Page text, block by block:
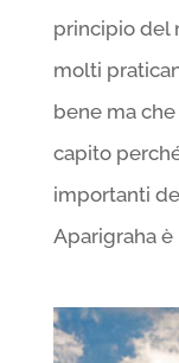
principio del
molti
bene ma
capito
importanti
Aparigraha è